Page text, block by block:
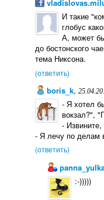
И такие
глобус
А, может
до бостонского
тема Никсона.
(ответить)
boris_k,
- Я хотел
вокзал?",
-
- Я лечу по делам
(ответить)
:-)))))